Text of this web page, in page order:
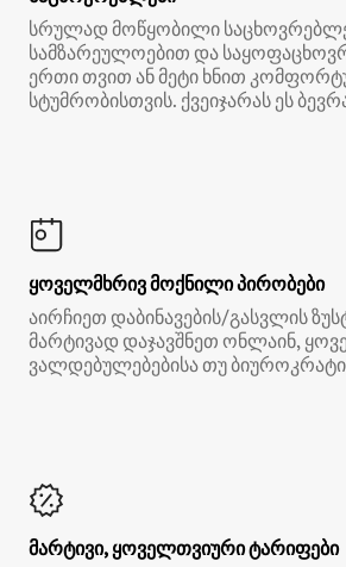
სრულად მოწყობილი
სამზარეულოებით და
ერთი თვით ან მეტი ხნით
სტუმრობისთვის. ქვეიჯარას ეს
ყოველმხრივ მოქნილი პირობები
აირჩიეთ დაბინავების/გასვლის
მარტივად დაჯავშნეთ ონლაინ,
ვალდებულებებისა თუ
მარტივი, ყოველთვიური ტარიფები